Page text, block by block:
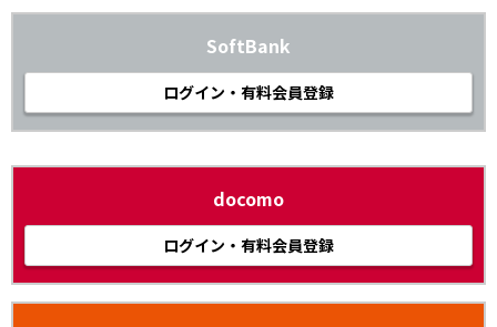
SoftBank
ログイン・有料会員登録
docomo
ログイン・有料会員登録